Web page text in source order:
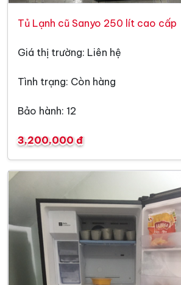
Tủ Lạnh cũ Sanyo 250 lít cao cấp
Giá thị trường: Liên hệ
Tình trạng: Còn hàng
Bảo hành: 12
3,200,000 đ